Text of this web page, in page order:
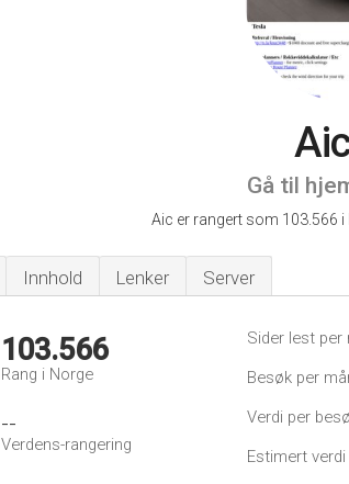
Gå til
Aic er rangert som 103.566 i
Innhold Lenker Server
103.566
Rang i Norge
--
Verdens-rangering
Sider lest per
Besøk per
Verdi per
Estimert verdi